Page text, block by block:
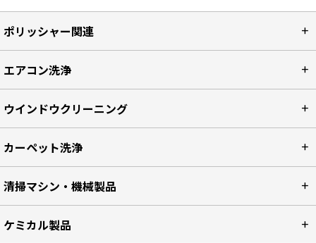
ポリッシャー関連
エアコン洗浄
ウインドウクリーニング
カーペット洗浄
清掃マシン・機械製品
ケミカル製品